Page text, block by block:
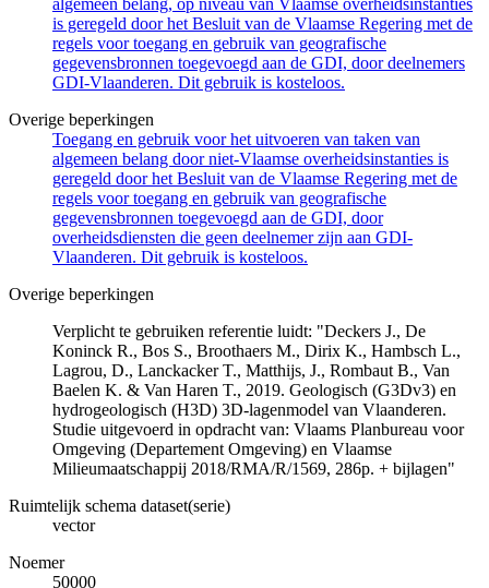
is geregeld door het Besluit van de Vlaamse Regering met de
regels voor toegang en gebruik van geografische
gegevensbronnen toegevoegd aan de GDI, door deelnemers
GDI-Vlaanderen. Dit gebruik is kosteloos.
Overige beperkingen
Toegang en gebruik voor het uitvoeren van taken van
algemeen belang door niet-Vlaamse overheidsinstanties is
geregeld door het Besluit van de Vlaamse Regering met de
regels voor toegang en gebruik van geografische
gegevensbronnen toegevoegd aan de GDI, door
overheidsdiensten die geen deelnemer zijn aan GDI-
Vlaanderen. Dit gebruik is kosteloos.
Overige beperkingen
Verplicht te gebruiken referentie luidt: "Deckers J., De
Koninck R., Bos S., Broothaers M., Dirix K., Hambsch L.,
Lagrou, D., Lanckacker T., Matthijs, J., Rombaut B., Van
Baelen K. & Van Haren T., 2019. Geologisch (G3Dv3) en
hydrogeologisch (H3D) 3D-lagenmodel van Vlaanderen.
Studie uitgevoerd in opdracht van: Vlaams Planbureau voor
Omgeving (Departement Omgeving) en Vlaamse
Milieumaatschappij 2018/RMA/R/1569, 286p. + bijlagen"
Ruimtelijk schema dataset(serie)
vector
Noemer
50000